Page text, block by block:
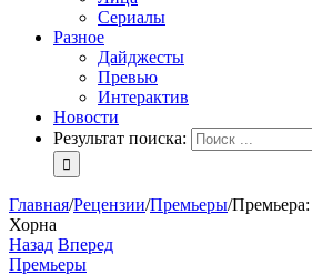
Сериалы
Разное
Дайджесты
Превью
Интерактив
Новости
Результат поиска:
Главная/Рецензии/Премьеры/
Хорна
Назад Вперед
Премьеры